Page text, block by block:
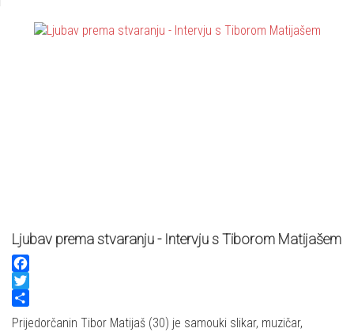
Ljubav prema stvaranju - Intervju s Tiborom Matijašem
Facebook
Twitter
Share
Prijedorčanin Tibor Matijaš (30) je samouki slikar, muzičar,